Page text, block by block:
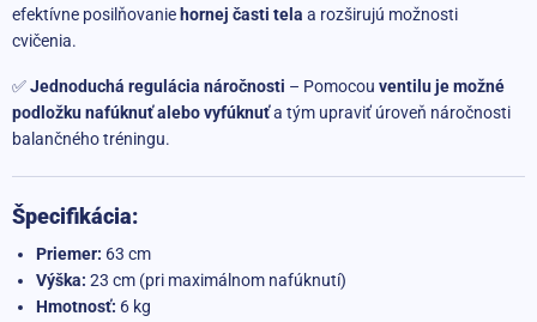
efektívne posilňovanie hornej časti tela a rozširujú možnosti
cvičenia.
✅Jednoduchá regulácia náročnosti – Pomocou ventilu je možné
podložku nafúknuť alebo vyfúknuťa tým upraviť úroveň náročnosti
balančného tréningu.
Špecifikácia:
Priemer: 63 cm
Výška: 23 cm (pri maximálnom nafúknutí)
Hmotnosť: 6 kg